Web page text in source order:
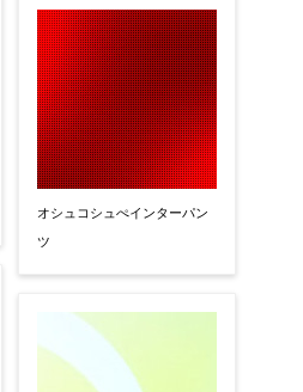
オシュコシュぺインターパン
ツ